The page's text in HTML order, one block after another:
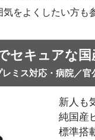
をよくしたい方も
セキュアな
レミス対応・病院／官
新人も
純国産
標準搭